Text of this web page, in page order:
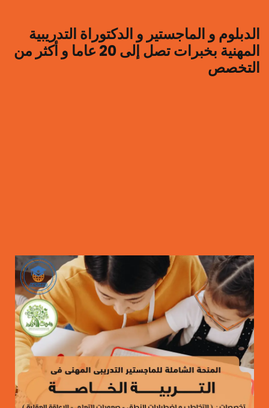
الدبلوم و الماجستير و الدكتوراة التدريبية
المهنية بخبرات تصل إلى 20 عاما و أكثر من
التخصص